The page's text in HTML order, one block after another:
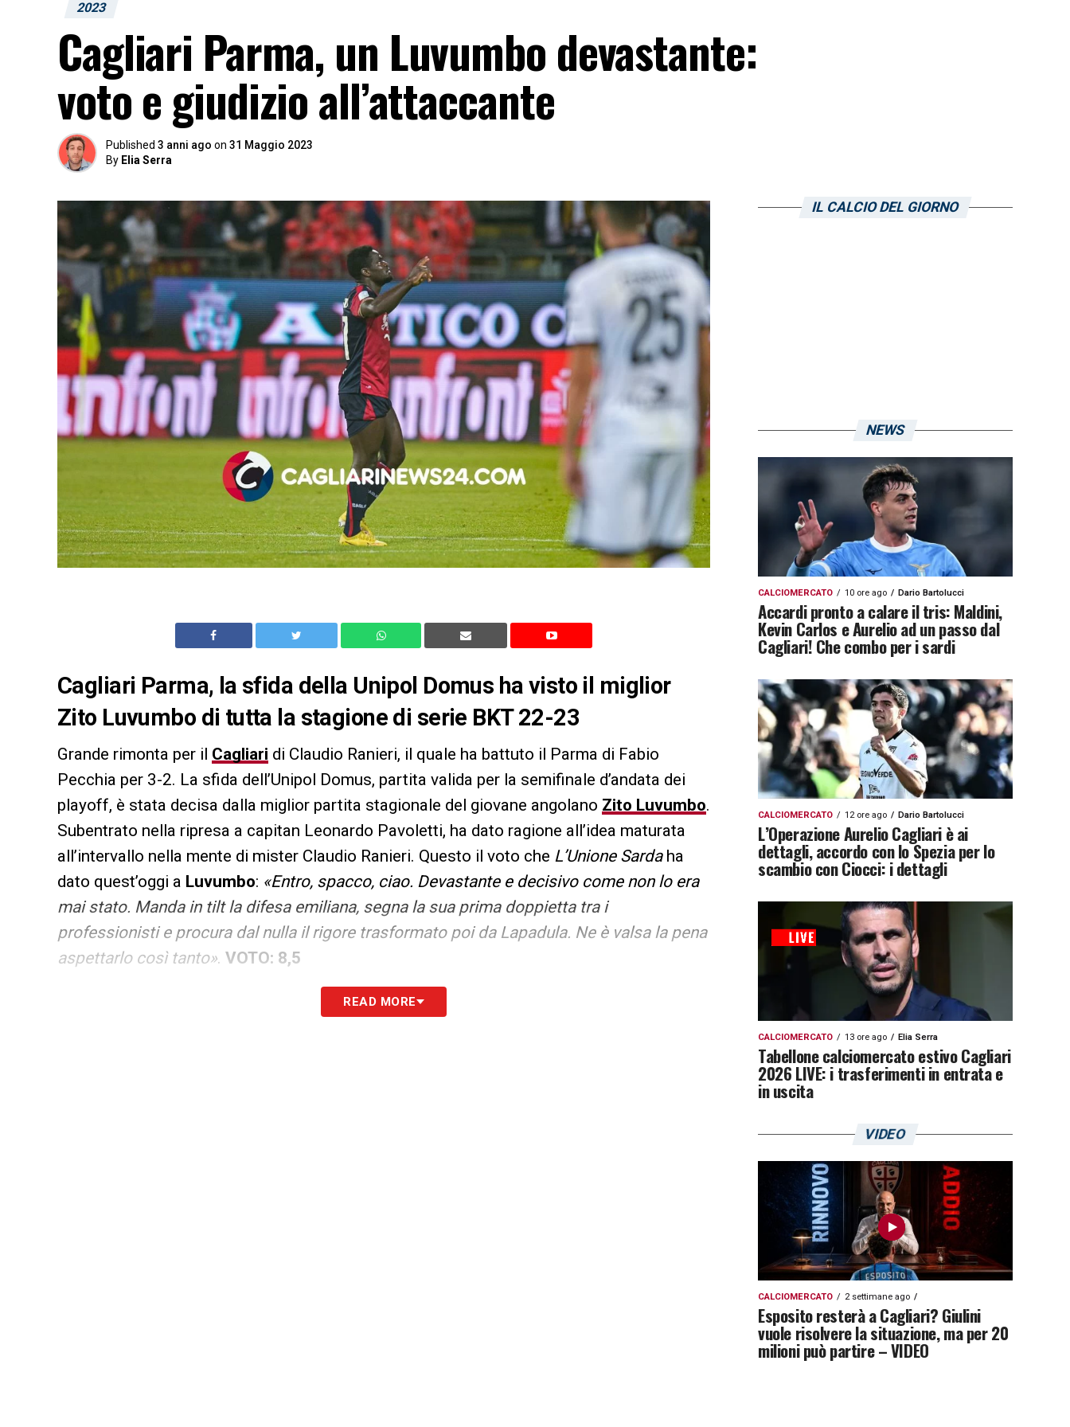
2023
Cagliari Parma, un Luvumbo devastante:
voto e giudizio all’attaccante
Published 3 anni ago on 31 Maggio 2023
By Elia Serra
Cagliari Parma, la sfida della Unipol Domus ha visto il miglior
Zito Luvumbo di tutta la stagione di serie BKT 22-23
Grande rimonta per il Cagliari di Claudio Ranieri, il quale ha battuto il Parma di Fabio
Pecchia per 3-2. La sfida dell’Unipol Domus, partita valida per la semifinale d’andata dei
playoff, è stata decisa dalla miglior partita stagionale del giovane angolano Zito Luvumbo.
Subentrato nella ripresa a capitan Leonardo Pavoletti, ha dato ragione all’idea maturata
all’intervallo nella mente di mister Claudio Ranieri. Questo il voto che L’Unione Sardaha
dato quest’oggi a Luvumbo: «Entro, spacco, ciao. Devastante e decisivo come non lo era
mai stato. Manda in tilt la difesa emiliana, segna la sua prima doppietta tra i
professionisti e procura dal nulla il rigore trasformato poi da Lapadula. Ne è valsa la pena
aspettarlo così tanto». VOTO: 8,5
LA PLAYLIST DELLE NOSTRE TOP NEWSREAD MORE
IL CALCIO DEL GIORNO
NEWS
CALCIOMERCATO 10 ore ago Dario Bartolucci
Accardi pronto a calare il tris: Maldini,
Kevin Carlos e Aurelio ad un passo dal
Cagliari! Che combo per i sardi
CALCIOMERCATO 12 ore ago Dario Bartolucci
L’Operazione Aurelio Cagliari è ai
dettagli, accordo con lo Spezia per lo
scambio con Ciocci: i dettagli
CALCIOMERCATO 13 ore ago Elia Serra
Tabellone calciomercato estivo Cagliari
2026 LIVE: i trasferimenti in entrata e
in uscita
VIDEO
CALCIOMERCATO 2 settimane ago
Esposito resterà a Cagliari? Giulini
vuole risolvere la situazione, ma per 20
milioni può partire – VIDEO